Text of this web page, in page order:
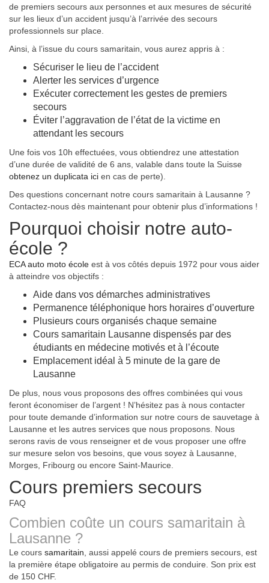
de premiers secours aux personnes et aux mesures de sécurité
sur les lieux d’un accident jusqu’à l’arrivée des secours
professionnels sur place.
Ainsi, à l’issue du cours samaritain, vous aurez appris à :
Sécuriser le lieu de l’accident
Alerter les services d’urgence
Exécuter correctement les gestes de premiers
secours
Éviter l’aggravation de l’état de la victime en
attendant les secours
Une fois vos 10h effectuées, vous obtiendrez une attestation
d’une durée de validité de 6 ans, valable dans toute la Suisse
obtenez un duplicata ici en cas de perte).
Des questions concernant notre cours samaritain à Lausanne ?
Contactez-nous dès maintenant pour obtenir plus d’informations !
Pourquoi choisir notre auto-
école ?
ECA auto moto école est à vos côtés depuis 1972 pour vous aider
à atteindre vos objectifs :
Aide dans vos démarches administratives
Permanence téléphonique hors horaires d’ouverture
Plusieurs cours organisés chaque semaine
Cours samaritain Lausanne dispensés par des
étudiants en médecine motivés et à l’écoute
Emplacement idéal à 5 minute de la gare de
Lausanne
De plus, nous vous proposons des offres combinées qui vous
feront économiser de l’argent ! N’hésitez pas à nous contacter
pour toute demande d’information sur notre cours de sauvetage à
Lausanne et les autres services que nous proposons. Nous
serons ravis de vous renseigner et de vous proposer une offre
sur mesure selon vos besoins, que vous soyez à Lausanne,
Morges, Fribourg ou encore Saint-Maurice.
Cours premiers secours
FAQ
Combien coûte un cours samaritain à
Lausanne ?
Le cours samaritain , aussi appelé cours de premiers secours, est
la première étape obligatoire au permis de conduire. Son prix est
de 150 CHF.